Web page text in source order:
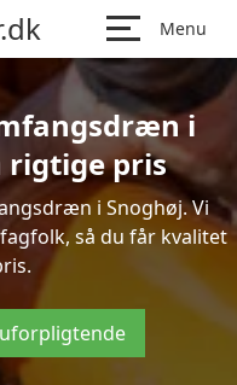
Menu
i
rigtige pris
i Snoghøj. Vi
så du får kvalitet